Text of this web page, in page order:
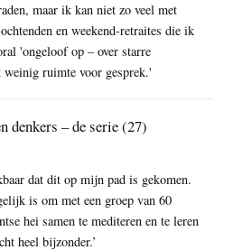
maar ik kan niet zo veel met
en weekend-retraites die ik
'ongeloof op – over starre
ruimte voor gesprek.'
denkers – de serie (27)
dat dit op mijn pad is gekomen.
is om met een groep van 60
hei samen te mediteren en te leren
heel bijzonder.’